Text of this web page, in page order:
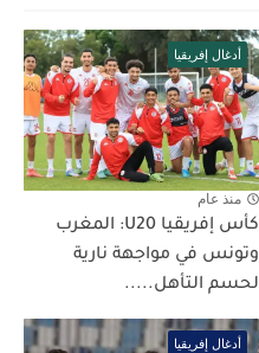
أدغال إفريقيا
منذ عام
كأس إفريقيا U20: المغرب
وتونس في مواجهة نارية
لحسم التأهل.....
أدغال إفريقيا